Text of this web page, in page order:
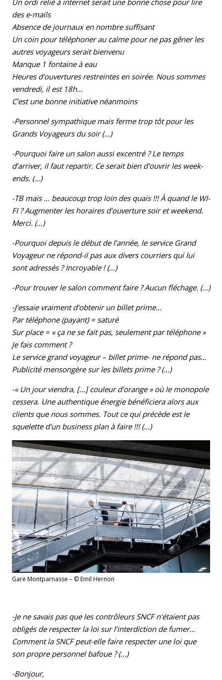
Un ordi relié à internet serait une bonne chose pour lire
des e-mails
Absence de journaux en nombre suffisant
Un coin pour téléphoner au calme pour ne pas gêner les
autres voyageurs serait bienvenu
Manque 1 fontaine à eau
Heures d’ouvertures restreintes en soirée. Nous sommes
vendredi, il est 18h…
C’est une bonne initiative néanmoins
-Personnel sympathique mais ferme trop tôt pour les
Grands Voyageurs du soir (…)
-Pourquoi faire un salon aussi excentré ? Le temps
d’arriver, il faut repartir. Ce serait bien d’ouvrir les week-
ends. (…)
-TB mais … beaucoup trop loin des quais !!! À quand le WI-
FI ? Augmenter les horaires d’ouverture soir et weekend.
Merci. (…)
-Pourquoi depuis le début de l’année, le service Grand
Voyageur ne répond-il pas aux divers courriers qui lui
sont adressés ? Incroyable ! (…)
-Pour trouver le salon comment faire ? Aucun fléchage. (…)
-J’essaie vraiment d’obtenir un billet prime…
Par téléphone (payant) = saturé
Sur place = « ça ne se fait pas, seulement par téléphone »
Je fais comment ?
Le service grand voyageur – billet prime- ne répond pas…
Publicité mensongère sur les billets prime ? (…)
-« Un jour viendra, […] couleur d’orange » où le monopole
cessera. Une authentique énergie bénéficiera alors aux
clients que nous sommes. Tout ce qui précède est le
squelette d’un business plan à faire !!! (…)
Gare Montparnasse – © Emil Hernon
-Je ne savais pas que les contrôleurs SNCF n’étaient pas
obligés de respecter la loi sur l’interdiction de fumer…
Comment la SNCF peut-elle faire respecter une loi que
son propre personnel bafoue ? (…)
-Bonjour,